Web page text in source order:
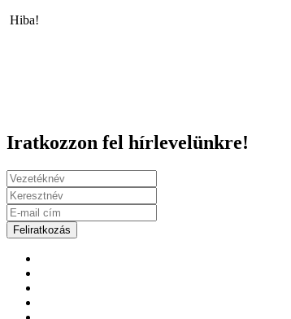
Hiba!
Iratkozzon fel hírlevelünkre!
Feliratkozás